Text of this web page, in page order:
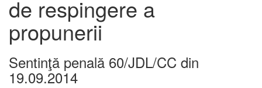
de respingere a
propunerii
Sentinţă penală 60/JDL/CC din
19.09.2014